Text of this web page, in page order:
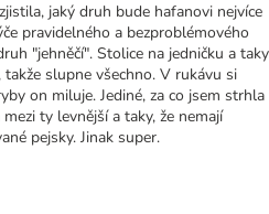
jaký druh bude hafanovi nejvíce
pravidelného a bezproblémového
"jehněčí". Stolice na jedničku a taky
slupne všechno. V rukávu si
on miluje. Jediné, za co jsem strhla
ty levnější a taky, že nemají
pejsky. Jinak super.